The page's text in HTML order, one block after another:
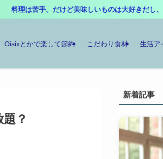
は大好きだし、ちょっとオーガニックにもこだ
Oisixとかで楽して節約 こだわり食材 生活ア
？
新着記事